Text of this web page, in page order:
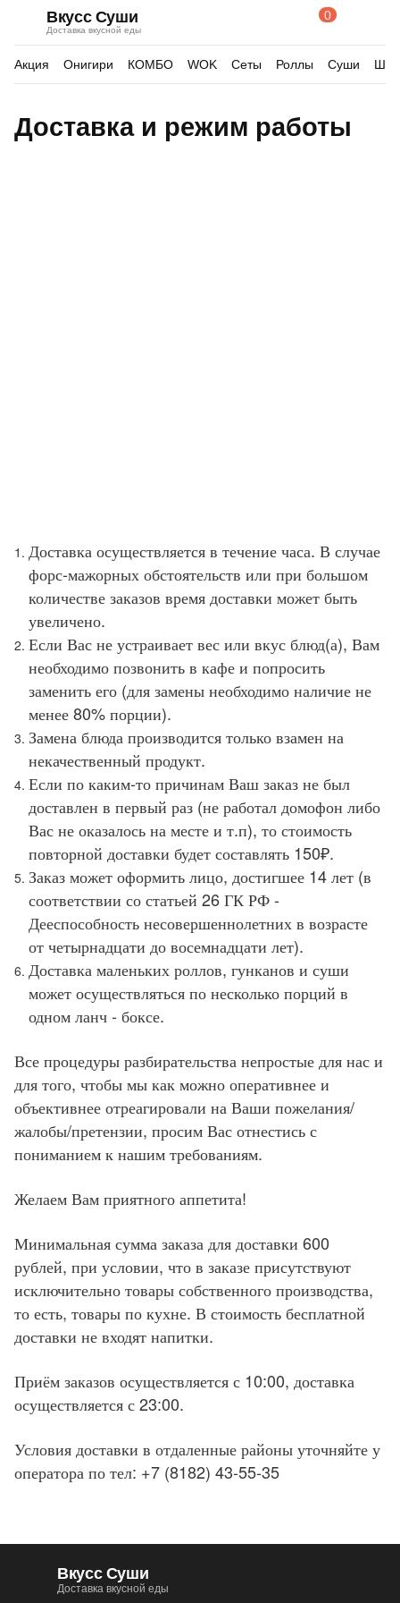
Вкусс Суши
Доставка вкусной еды
ПоискКорзина
0
Акция Онигири КОМБО WOK Сеты Роллы Суши
Доставка и режим работы
Доставка осуществляется в течение часа. В случае
форс-мажорных обстоятельств или при большом
количестве заказов время доставки может быть
увеличено.
Если Вас не устраивает вес или вкус блюд(а), Вам
необходимо позвонить в кафе и попросить
заменить его (для замены необходимо наличие не
менее 80% порции).
Замена блюда производится только взамен на
некачественный продукт.
Если по каким-то причинам Ваш заказ не был
доставлен в первый раз (не работал домофон либо
Вас не оказалось на месте и т.п), то стоимость
повторной доставки будет составлять 150₽.
Заказ может оформить лицо, достигшее 14 лет (в
соответствии со статьей 26 ГК РФ -
Дееспособность несовершеннолетних в возрасте
от четырнадцати до восемнадцати лет).
Доставка маленьких роллов, гунканов и суши
может осуществляться по несколько порций в
одном ланч - боксе.
Все процедуры разбирательства непростые для нас и
для того, чтобы мы как можно оперативнее и
объективнее отреагировали на Ваши пожелания/
жалобы/претензии, просим Вас отнестись с
пониманием к нашим требованиям.
Желаем Вам приятного аппетита!
Минимальная сумма заказа для доставки 600
рублей, при условии, что в заказе присутствуют
исключительно товары собственного производства,
то есть, товары по кухне. В стоимость бесплатной
доставки не входят напитки.
Приём заказов осуществляется с 10:00, доставка
осуществляется с 23:00.
Условия доставки в отдаленные районы уточняйте у
оператора по тел: +7 (8182) 43-55-35
Вкусс Суши
Доставка вкусной еды